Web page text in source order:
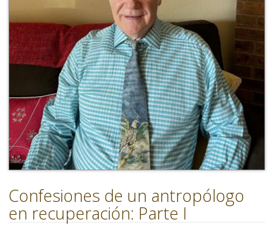
Confesiones de un antropólogo
en recuperación: Parte I